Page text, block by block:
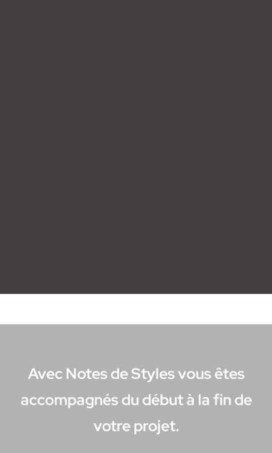
Avec Notes de Styles vous êtes
accompagnés du début à la fin de
votre projet.